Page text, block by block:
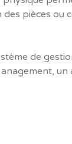
des pièces ou
de
un